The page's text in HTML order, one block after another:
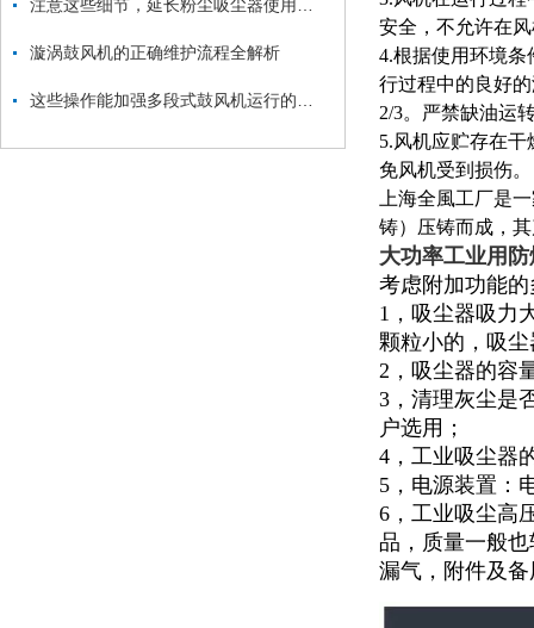
漩涡鼓风机的正确维护流程全解析
安全，不允许在
4.根据使用环境
行过程中的良好
2/3。严禁缺油运
5.风机应贮存在
免风机受到损伤。
上海全風工厂是
铸）压铸而成，
大功率工业用
考虑附加功能
1，吸尘器吸力
颗粒小的，吸
2，吸尘器的容
3，清理灰尘是
户选用；
4，工业吸尘器
5，电源装置：
6，工业吸尘高
品，质量一般
漏气，附件及